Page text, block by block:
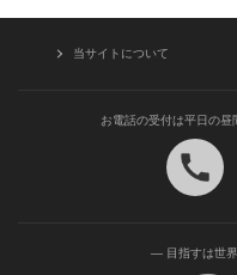
当サイトについて
お電話の受付は平日の
— 目指すは世